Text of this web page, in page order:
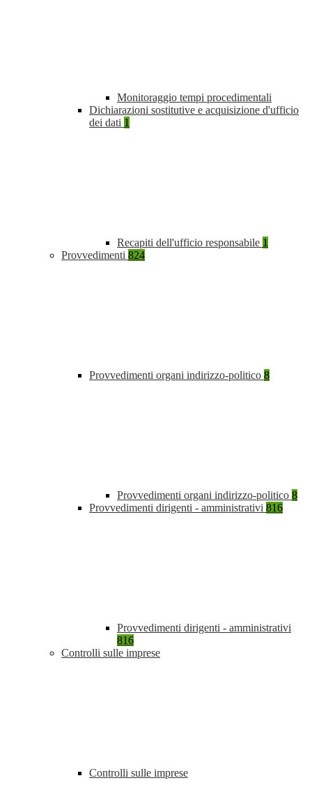
Monitoraggio tempi procedimentali
Dichiarazioni sostitutive e acquisizione d'ufficio
dei dati 1
Recapiti dell'ufficio responsabile 1
Provvedimenti 824
Provvedimenti organi indirizzo-politico 8
Provvedimenti organi indirizzo-politico 8
Provvedimenti dirigenti - amministrativi 816
Provvedimenti dirigenti - amministrativi
816
Controlli sulle imprese
Controlli sulle imprese